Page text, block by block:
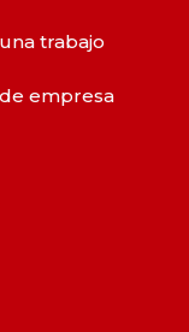
trabajo
empresa